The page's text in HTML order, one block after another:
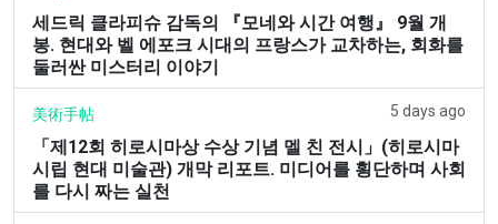
세드릭 클라피슈 감독의 『모네와 시간 여행』 9월 개
봉. 현대와 벨 에포크 시대의 프랑스가 교차하는, 회화를
둘러싼 미스터리 이야기
美術手帖 5 days ago
「제12회 히로시마상 수상 기념 멜 친 전시」(히로시마
시립 현대 미술관) 개막 리포트. 미디어를 횡단하며 사회
를 다시 짜는 실천